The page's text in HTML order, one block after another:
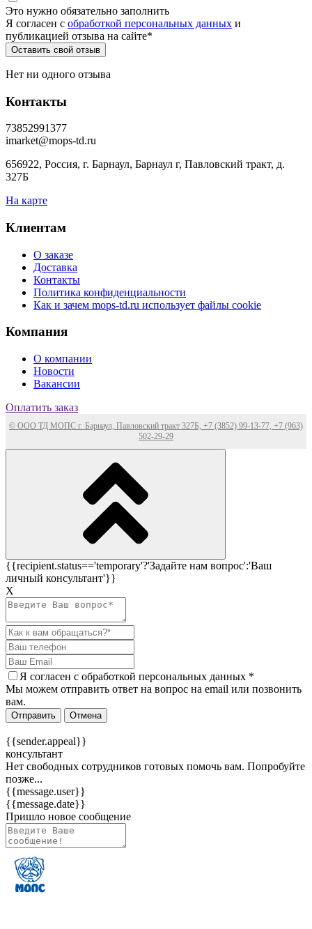
Это нужно обязательно заполнить
Я согласен c обработкой персональных данных и
публикацией отзыва на сайте*
Нет ни одного отзыва
Контакты
73852991377
imarket@mops-td.ru
656922, Россия, г. Барнаул, Барнаул г, Павловский тракт, д.
327Б
На карте
Клиентам
О заказе
Доставка
Контакты
Политика конфиденциальности
Как и зачем mops-td.ru использует файлы cookie
Компания
О компании
Новости
Вакансии
Оплатить заказ
© ООО ТД МОПС г. Барнаул, Павловский тракт 327Б, +7 (3852) 99-13-77, +7 (963)
502-29-29
{{recipient.status=='temporary'?'Задайте нам вопрос':'Ваш
личный консультант'}}
Х
Я согласен c обработкой персональных данных *
Мы можем отправить ответ на вопрос на email или позвонить
вам.
Отправить Отмена
{{sender.appeal}}
консультант
Нет свободных сотрудников готовых помочь вам. Попробуйте
позже...
{{message.user}}
{{message.date}}
Пришло новое сообщение